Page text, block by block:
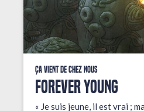
Ça vient de chez nous
FOREVER YOUNG
« Je suis jeune, il est vrai ;